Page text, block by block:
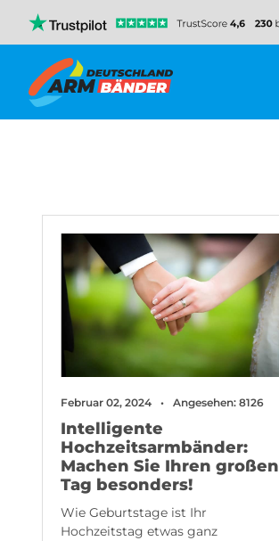
Februar 02, 2024 Angesehen: 8126
Intelligente
Hochzeitsarmbänder:
Machen Sie Ihren großen
Tag besonders!
Wie Geburtstage ist Ihr
Hochzeitstag etwas ganz